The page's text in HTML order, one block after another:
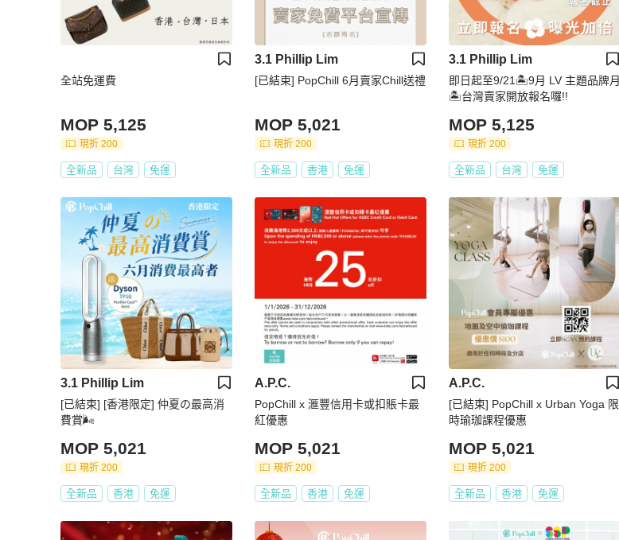
全站免運費
MOP 5,125
現折 200
全新品 台灣 免運
3.1 Phillip Lim
[已結束] PopChill 6月賣家Chill送禮
MOP 5,021
現折 200
全新品 香港 免運
3.1 Phillip Lim
即日起至9/21🏝️9月 LV 主題品牌月
🏝️台灣賣家開放報名囉!!
MOP 5,125
現折 200
全新品 台灣 免運
3.1 Phillip Lim
[已結束] [香港限定] 仲夏の最高消
費賞🌬️
MOP 5,021
現折 200
全新品 香港 免運
A.P.C.
PopChill x 滙豐信用卡或扣賬卡最
紅優惠
MOP 5,021
現折 200
全新品 香港 免運
A.P.C.
[已結束] PopChill x Urban Yoga 限
時瑜珈課程優惠
MOP 5,021
現折 200
全新品 香港 免運